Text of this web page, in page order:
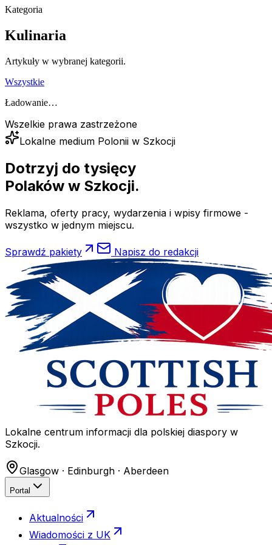
Kategoria
Kulinaria
Artykuły w wybranej kategorii.
Wszystkie
Ładowanie…
Wszelkie prawa zastrzeżone
Lokalne medium Polonii w Szkocji
Dotrzyj do tysięcy
Polaków w Szkocji.
Reklama, oferty pracy, wydarzenia i wpisy firmowe -
wszystko w jednym miejscu.
Sprawdź pakiety Napisz do redakcji
Lokalne centrum informacji dla polskiej diaspory w
Szkocji.
Glasgow · Edinburgh · Aberdeen
Portal
Aktualności
Wiadomości z UK